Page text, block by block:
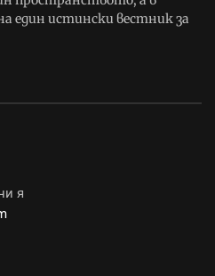
един истински вестник за
я